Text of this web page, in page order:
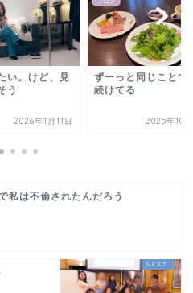
じことで悩み
2025年10月25日
夫がいないと生きて
ないは嘘
2026年5
私は不倫されたんだろう